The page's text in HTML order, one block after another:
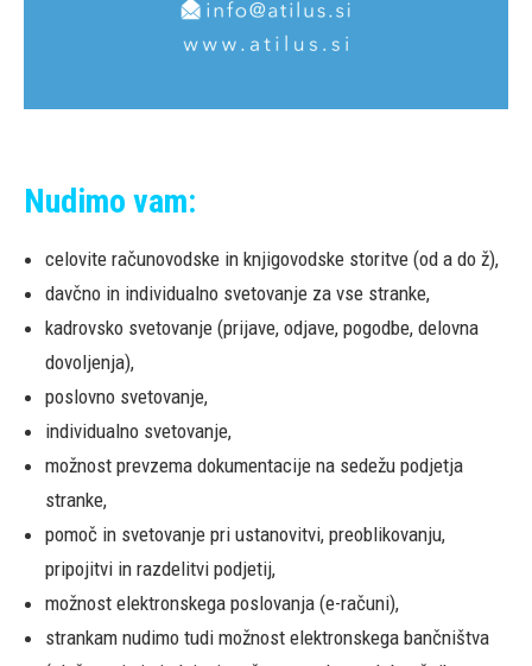
Nudimo vam:
celovite računovodske in knjigovodske storitve (od a do ž),
davčno in individualno svetovanje za vse stranke,
kadrovsko svetovanje (prijave, odjave, pogodbe, delovna
dovoljenja),
poslovno svetovanje,
individualno svetovanje,
možnost prevzema dokumentacije na sedežu podjetja
stranke,
pomoč in svetovanje pri ustanovitvi, preoblikovanju,
pripojitvi in razdelitvi podjetij,
možnost elektronskega poslovanja (e-računi),
strankam nudimo tudi možnost elektronskega bančništva